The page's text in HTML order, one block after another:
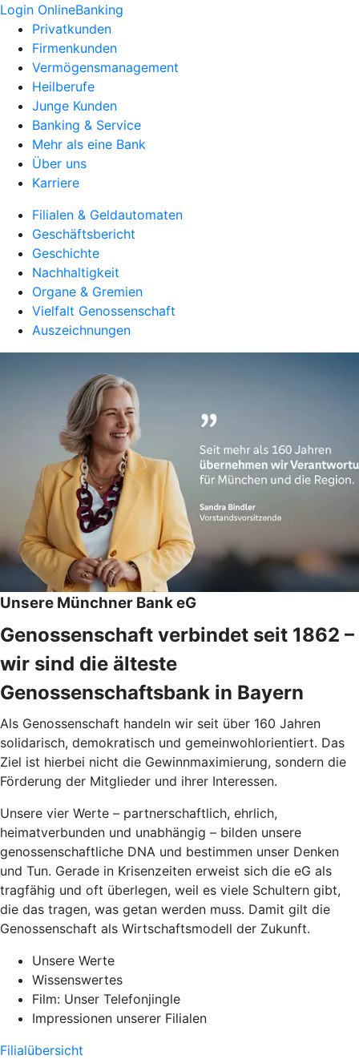
Login OnlineBanking
Privatkunden
Firmenkunden
Vermögensmanagement
Heilberufe
Junge Kunden
Banking & Service
Mehr als eine Bank
Über uns
Karriere
Filialen & Geldautomaten
Geschäftsbericht
Geschichte
Nachhaltigkeit
Organe & Gremien
Vielfalt Genossenschaft
Auszeichnungen
Unsere Münchner Bank eG
Genossenschaft verbindet seit 1862 –
wir sind die älteste
Genossenschaftsbank in Bayern
Als Genossenschaft handeln wir seit über 160 Jahren
solidarisch, demokratisch und gemeinwohlorientiert. Das
Ziel ist hierbei nicht die Gewinnmaximierung, sondern die
Förderung der Mitglieder und ihrer Interessen.
Unsere vier Werte – partnerschaftlich, ehrlich,
heimatverbunden und unabhängig – bilden unsere
genossenschaftliche DNA und bestimmen unser Denken
und Tun. Gerade in Krisenzeiten erweist sich die eG als
tragfähig und oft überlegen, weil es viele Schultern gibt,
die das tragen, was getan werden muss. Damit gilt die
Genossenschaft als Wirtschaftsmodell der Zukunft.
Unsere Werte
Wissenswertes
Film: Unser Telefonjingle
Impressionen unserer Filialen
Filialübersicht